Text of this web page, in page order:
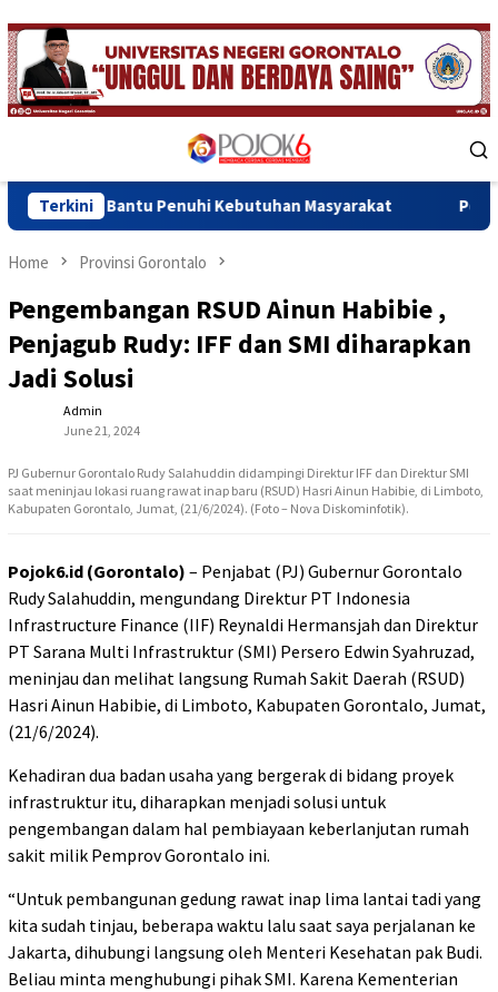
Skip
to
content
Menu
Terkini
Penuhi Kebutuhan Masyarakat Pemkab Gorontalo
Home Provinsi Gorontalo
Pengembangan RSUD Ainun Habibie ,
Penjagub Rudy: IFF dan SMI diharapkan
Jadi Solusi
Admin
June 21, 2024
PJ Gubernur Gorontalo Rudy Salahuddin didampingi Direktur IFF dan Direktur SMI
saat meninjau lokasi ruang rawat inap baru (RSUD) Hasri Ainun Habibie, di Limboto,
Kabupaten Gorontalo, Jumat, (21/6/2024). (Foto – Nova Diskominfotik).
Pojok6.id (Gorontalo) – Penjabat (PJ) Gubernur Gorontalo
Rudy Salahuddin, mengundang Direktur PT Indonesia
Infrastructure Finance (IIF) Reynaldi Hermansjah dan Direktur
PT Sarana Multi Infrastruktur (SMI) Persero Edwin Syahruzad,
meninjau dan melihat langsung Rumah Sakit Daerah (RSUD)
Hasri Ainun Habibie, di Limboto, Kabupaten Gorontalo, Jumat,
(21/6/2024).
Kehadiran dua badan usaha yang bergerak di bidang proyek
infrastruktur itu, diharapkan menjadi solusi untuk
pengembangan dalam hal pembiayaan keberlanjutan rumah
sakit milik Pemprov Gorontalo ini.
“Untuk pembangunan gedung rawat inap lima lantai tadi yang
kita sudah tinjau, beberapa waktu lalu saat saya perjalanan ke
Jakarta, dihubungi langsung oleh Menteri Kesehatan pak Budi.
Beliau minta menghubungi pihak SMI. Karena Kementerian